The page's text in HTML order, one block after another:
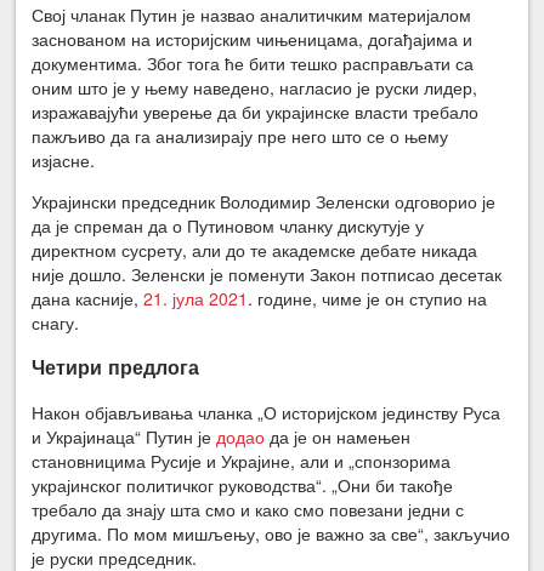
Свој чланак Путин је назвао аналитичким материјалом
заснованом на историјским чињеницама, догађајима и
документима. Због тога ће бити тешко расправљати са
оним што је у њему наведено, нагласио је руски лидер,
изражавајући уверење да би украјинске власти требало
пажљиво да га анализирају пре него што се о њему
изјасне.
Украјински председник Володимир Зеленски одговорио је
да је спреман да о Путиновом чланку дискутује у
директном сусрету, али до те академске дебате никада
није дошло. Зеленски је поменути Закон потписао десетак
дана касније,21. јула 2021 . године, чиме је он ступио на
снагу.
Четири предлога
Након објављивања чланка „О историјском јединству Руса
и Украјинаца“ Путин је додао да је он намењен
становницима Русије и Украјине, али и „спонзорима
украјинског политичког руководства“. „Они би такође
требало да знају шта смо и како смо повезани једни с
другима. По мом мишљењу, ово је важно за све“, закључио
је руски председник.